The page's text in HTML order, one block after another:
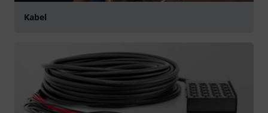
Kabel